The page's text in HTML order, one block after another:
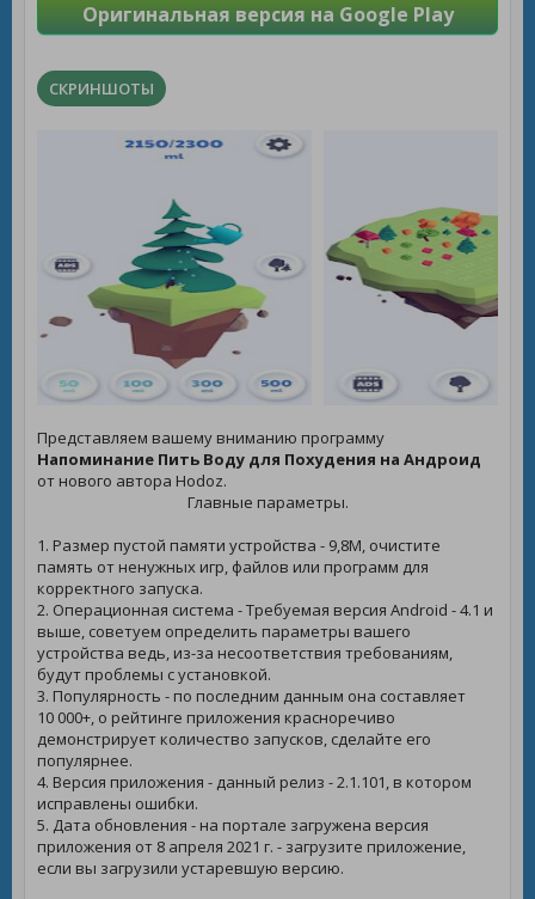
Оригинальная версия на Google Play
СКРИНШОТЫ
Представляем вашему вниманию программу
Напоминание Пить Воду для Похудения на Андроид
от нового автора Hodoz.
Главные параметры.
1. Размер пустой памяти устройства - 9,8M, очистите
память от ненужных игр, файлов или программ для
корректного запуска.
2. Операционная система - Требуемая версия Android - 4.1 и
выше, советуем определить параметры вашего
устройства ведь, из-за несоответствия требованиям,
будут проблемы с установкой.
3. Популярность - по последним данным она составляет
10 000+, о рейтинге приложения красноречиво
демонстрирует количество запусков, сделайте его
популярнее.
4. Версия приложения - данный релиз - 2.1.101, в котором
исправлены ошибки.
5. Дата обновления - на портале загружена версия
приложения от 8 апреля 2021 г. - загрузите приложение,
если вы загрузили устаревшую версию.